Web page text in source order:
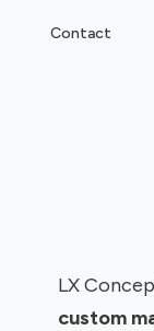
Contact
LX
custom